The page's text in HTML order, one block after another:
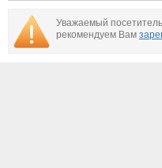
Уважаемый
рекомендуем Вам